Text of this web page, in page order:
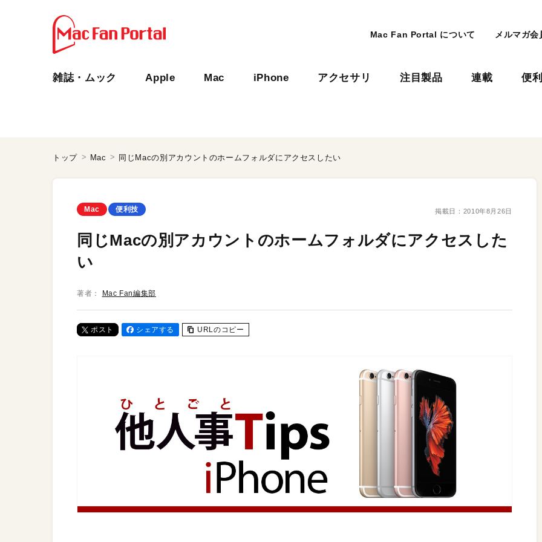
Mac Fan Portal について メルマガ会
雑誌・ムック Apple Mac iPhone アクセサリ 注目製品 連載 便
トップ Mac 同じMacの別アカウントのホームフォルダにアクセスしたい
Mac 便利技 掲載日： 2010年8月26日
同じMacの別アカウントのホームフォルダにアクセスした
い
著者： Mac Fan編集部
ポスト シェアする URLのコピー